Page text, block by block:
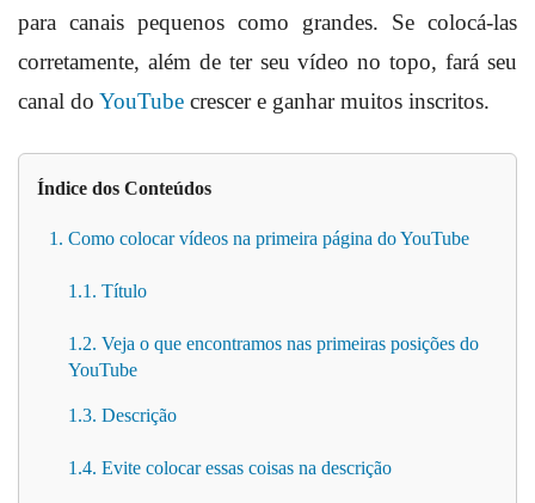
para canais pequenos como grandes. Se colocá-las
corretamente, além de ter seu vídeo no topo, fará seu
canal do YouTube crescer e ganhar muitos inscritos.
Índice dos Conteúdos
1. Como colocar vídeos na primeira página do YouTube
1.1. Título
1.2. Veja o que encontramos nas primeiras posições do
YouTube
1.3. Descrição
1.4. Evite colocar essas coisas na descrição